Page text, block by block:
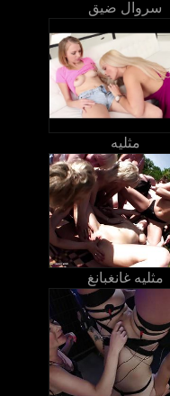
سروال ضيق
مثليه
مثليه غانغبانغ